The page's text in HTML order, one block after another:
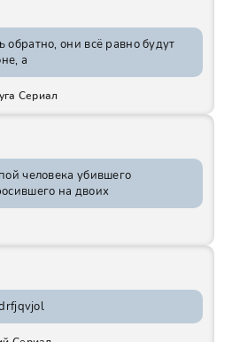
они всё равно будут
а
Сериал
человека убившего
на двоих